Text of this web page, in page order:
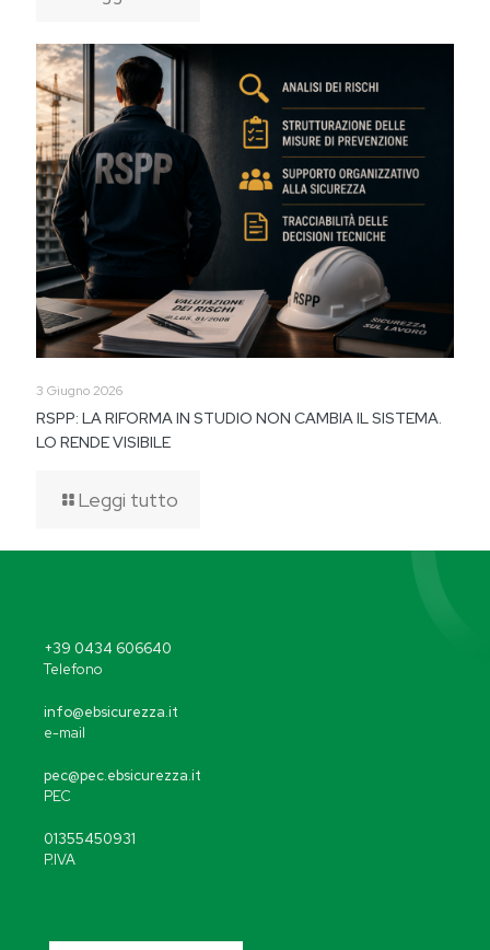
3 Giugno 2026
RSPP: LA RIFORMA IN STUDIO NON CAMBIA IL SISTEMA.
LO RENDE VISIBILE
Leggi tutto
+39 0434 606640
Telefono
info@ebsicurezza.it
e-mail
pec@pec.ebsicurezza.it
PEC
01355450931
P.IVA